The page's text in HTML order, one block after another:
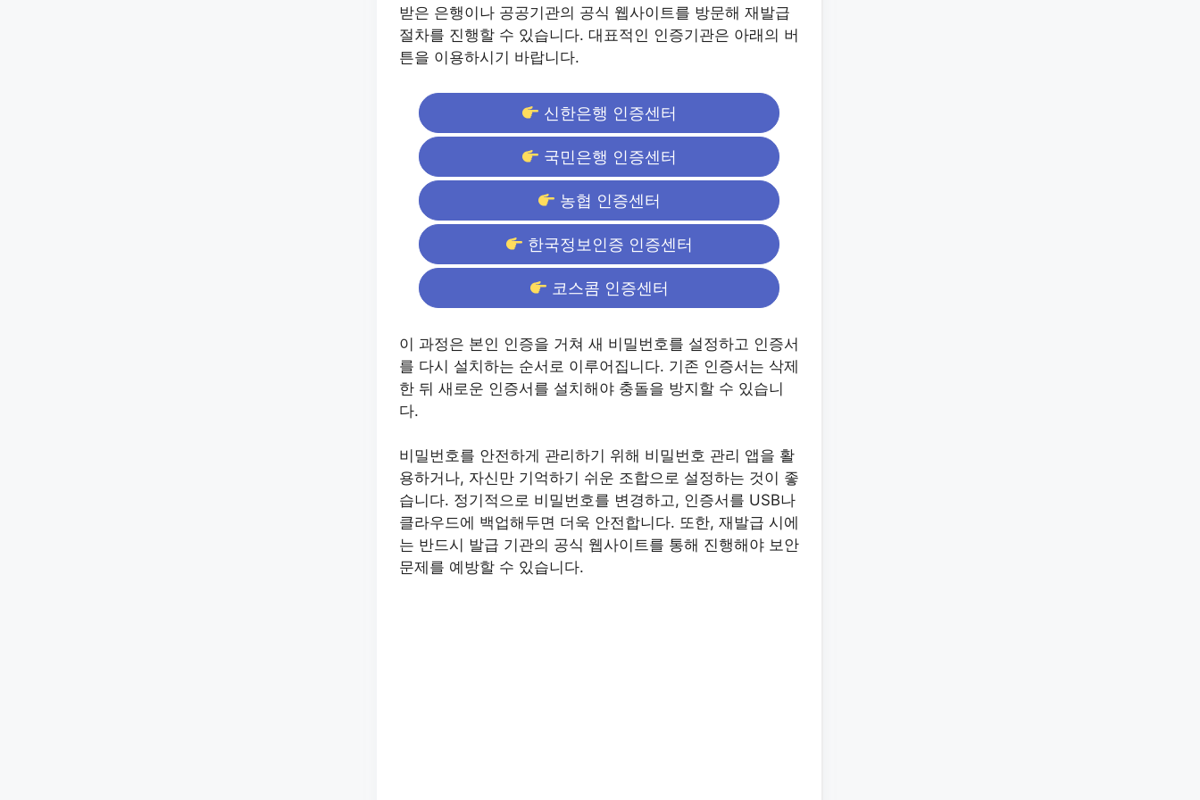
받은 은행이나 공공기관의 공식 웹사이트를 방문해 재발급
절차를 진행할 수 있습니다. 대표적인 인증기관은 아래의 버
튼을 이용하시기 바랍니다.
신한은행 인증센터
국민은행 인증센터
농협 인증센터
한국정보인증 인증센터
코스콤 인증센터
이 과정은 본인 인증을 거쳐 새 비밀번호를 설정하고 인증서
를 다시 설치하는 순서로 이루어집니다. 기존 인증서는 삭제
한 뒤 새로운 인증서를 설치해야 충돌을 방지할 수 있습니
다.
비밀번호를 안전하게 관리하기 위해 비밀번호 관리 앱을 활
용하거나, 자신만 기억하기 쉬운 조합으로 설정하는 것이 좋
습니다. 정기적으로 비밀번호를 변경하고, 인증서를 USB나
클라우드에 백업해두면 더욱 안전합니다. 또한, 재발급 시에
는 반드시 발급 기관의 공식 웹사이트를 통해 진행해야 보안
문제를 예방할 수 있습니다.